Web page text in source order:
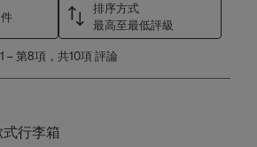
排序方式
最高至最低評級
1 – 第8項，共10項 評論
行李箱